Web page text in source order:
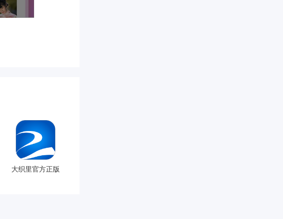
大织里官方正版